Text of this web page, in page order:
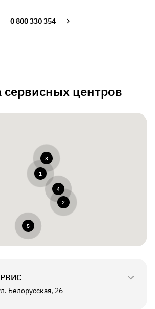
0 800 330 354
сервисных центров
1
2
3
4
5
Белорусская, 26